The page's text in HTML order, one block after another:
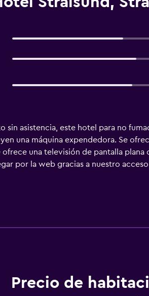
sin asistencia, este hotel para no
una máquina expendedora. Se
una televisión de pantalla
por la web gracias a nuestro
Se pueden practicar las actividades
posible que se aplique un recargo).
Precio de